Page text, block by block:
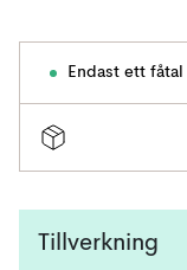
Endast ett fåtal
Tillverkning